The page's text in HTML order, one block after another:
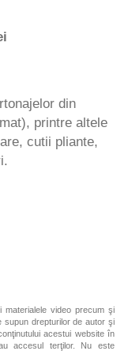
din
printre altele
cutii pliante,
materialele video precum şi
supun drepturilor de autor şi
acestui website în
accesul terţilor. Nu este